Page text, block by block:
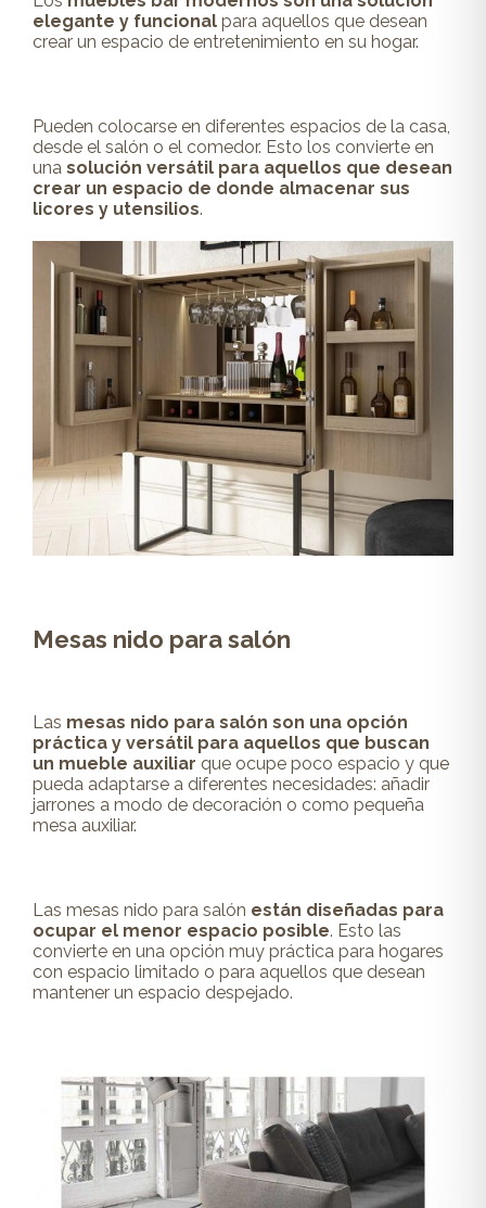
elegante y funcional para aquellos que desean
crear un espacio de entretenimiento en su hogar.
Pueden colocarse en diferentes espacios de la casa,
desde el salón o el comedor. Esto los convierte en
una solución versátil para aquellos que desean
crear un espacio de donde almacenar sus
licores y utensilios.
Mesas nido para salón
Las mesas nido para salón son una opción
práctica y versátil para aquellos que buscan
un mueble auxiliar que ocupe poco espacio y que
pueda adaptarse a diferentes necesidades: añadir
jarrones a modo de decoración o como pequeña
mesa auxiliar.
Las mesas nido para salón están diseñadas para
ocupar el menor espacio posible. Esto las
convierte en una opción muy práctica para hogares
con espacio limitado o para aquellos que desean
mantener un espacio despejado.